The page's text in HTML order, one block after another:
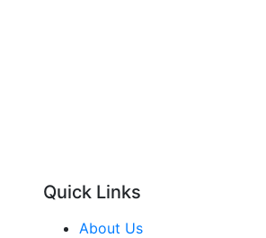
Quick Links
About Us